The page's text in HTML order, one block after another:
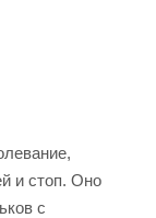
и стоп. Оно
с